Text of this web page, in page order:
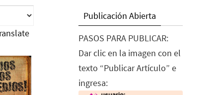
Publicación Abierta
PASOS PARA PUBLICAR:
Dar clic en la imagen con el
texto “Publicar Artículo” e
ingresa: